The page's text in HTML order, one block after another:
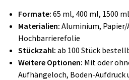
Formate: 65 ml, 400 ml, 1500
Materialien: Aluminium,
Hochbarrierefolie
Stückzahl: ab 100 Stück
Weitere Optionen: Mit oder
Aufhängeloch, Boden-Aufdruck